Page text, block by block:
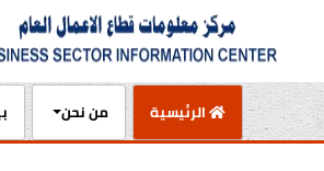
الرئيسية
(current) من نحن